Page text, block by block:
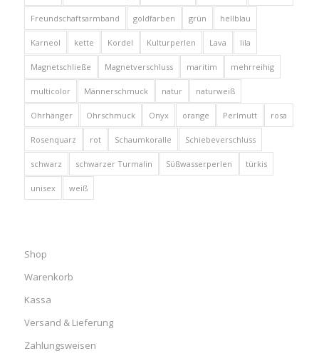
Freundschaftsarmband goldfarben grün hellblau
Karneol kette Kordel Kulturperlen Lava lila
Magnetschließe Magnetverschluss maritim mehrreihig
multicolor Männerschmuck natur naturweiß
Ohrhänger Ohrschmuck Onyx orange Perlmutt rosa
Rosenquarz rot Schaumkoralle Schiebeverschluss
schwarz schwarzer Turmalin Süßwasserperlen türkis
unisex weiß
Shop
Warenkorb
Kassa
Versand & Lieferung
Zahlungsweisen